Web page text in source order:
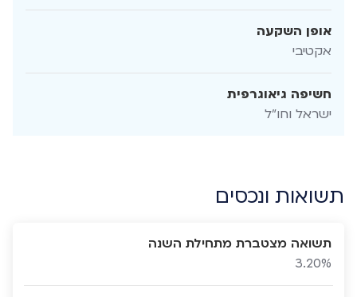
אופן השקעה
אקטיבי
חשיפה גיאוגרפית
ישראל וחו"ל
תשואות ונכסים
תשואה מצטברת מתחילת השנה
3.20%